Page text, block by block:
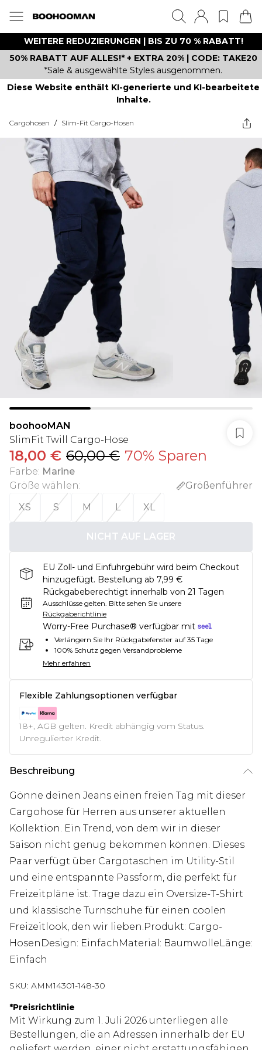
WEITERE REDUZIERUNGEN | BIS ZU 70 % RABATT!
50% RABATT AUF ALLES!* + EXTRA 20% | CODE: TAKE20
*Sale & ausgewählte Styles ausgenommen.
Diese Website enthält KI-generierte und KI-bearbeitete
Inhalte.
Cargohosen / Slim-Fit Cargo-Hosen
boohooMAN
SlimFit Twill Cargo-Hose
18,00 € 60,00 € 70% Sparen
Farbe: Marine
Größe wählen:
Größenführer
XS
S M L XL
NICHT AUF LAGER
EU Zoll- und Einfuhrgebühr wird beim Checkout
hinzugefügt. Bestellung ab 7,99 €
Rückgabeberechtigt innerhalb von 21 Tagen
Ausschlüsse gelten. Bitte sehen Sie unsere
Rückgaberichtlinie
Worry-Free Purchase® verfügbar mit
Verlängern Sie Ihr Rückgabefenster auf 35 Tage
100% Schutz gegen Versandprobleme
Mehr erfahren
Flexible Zahlungsoptionen verfügbar
18+, AGB gelten. Kredit abhängig vom Status.
Unregulierter Kredit.
Beschreibung
Gönne deinen Jeans einen freien Tag mit dieser
Cargohose für Herren aus unserer aktuellen
Kollektion. Ein Trend, von dem wir in dieser
Saison nicht genug bekommen können. Dieses
Paar verfügt über Cargotaschen im Utility-Stil
und eine entspannte Passform, die perfekt für
Freizeitpläne ist. Trage dazu ein Oversize-T-Shirt
und klassische Turnschuhe für einen coolen
Freizeitlook, den wir lieben.Produkt: Cargo-
HosenDesign: EinfachMaterial: BaumwolleLänge:
Einfach
SKU: AMM14301-148-30
*Preisrichtlinie
Mit Wirkung zum 1. Juli 2026 unterliegen alle
Bestellungen, die an Adressen innerhalb der EU